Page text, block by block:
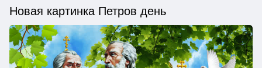
Новая картинка Петров день